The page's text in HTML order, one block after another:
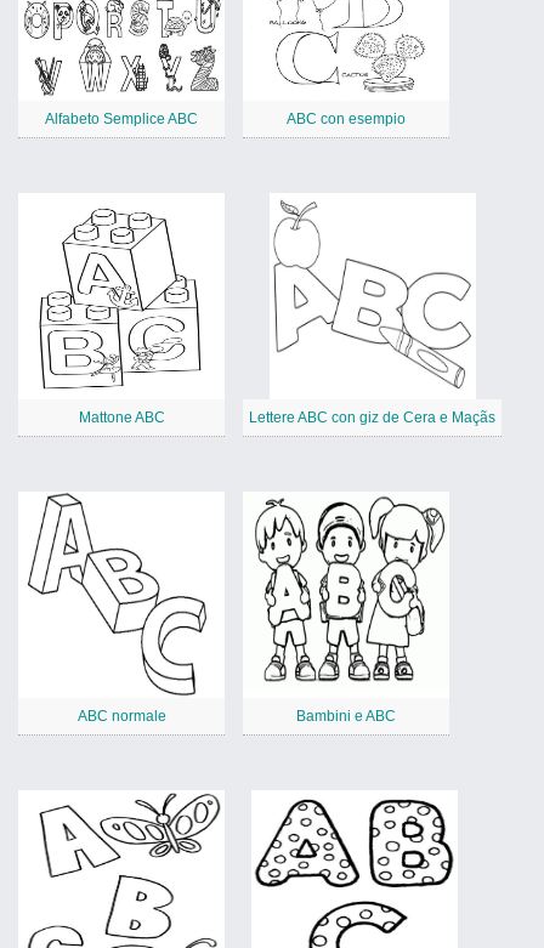
Alfabeto Semplice ABC ABC con esempio
Mattone ABC Lettere ABC con giz de Cera e Maçãs
ABC normale Bambini e ABC